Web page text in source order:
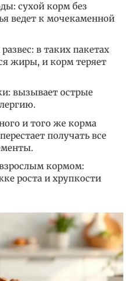
сухой корм без
ведет к мочекаменной
в таких пакетах
жиры, и корм теряет
вызывает острые
и того же корма
получать все
кормом:
роста и хрупкости